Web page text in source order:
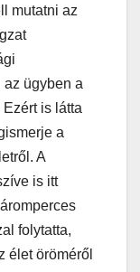
mutatni az
az ügyben a
is látta
a
A
is itt
folytatta,
élet öröméről